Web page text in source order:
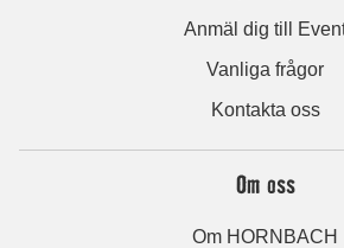
Anmäl dig till
Vanliga frågor
Kontakta oss
Om oss
Om HORNBACH